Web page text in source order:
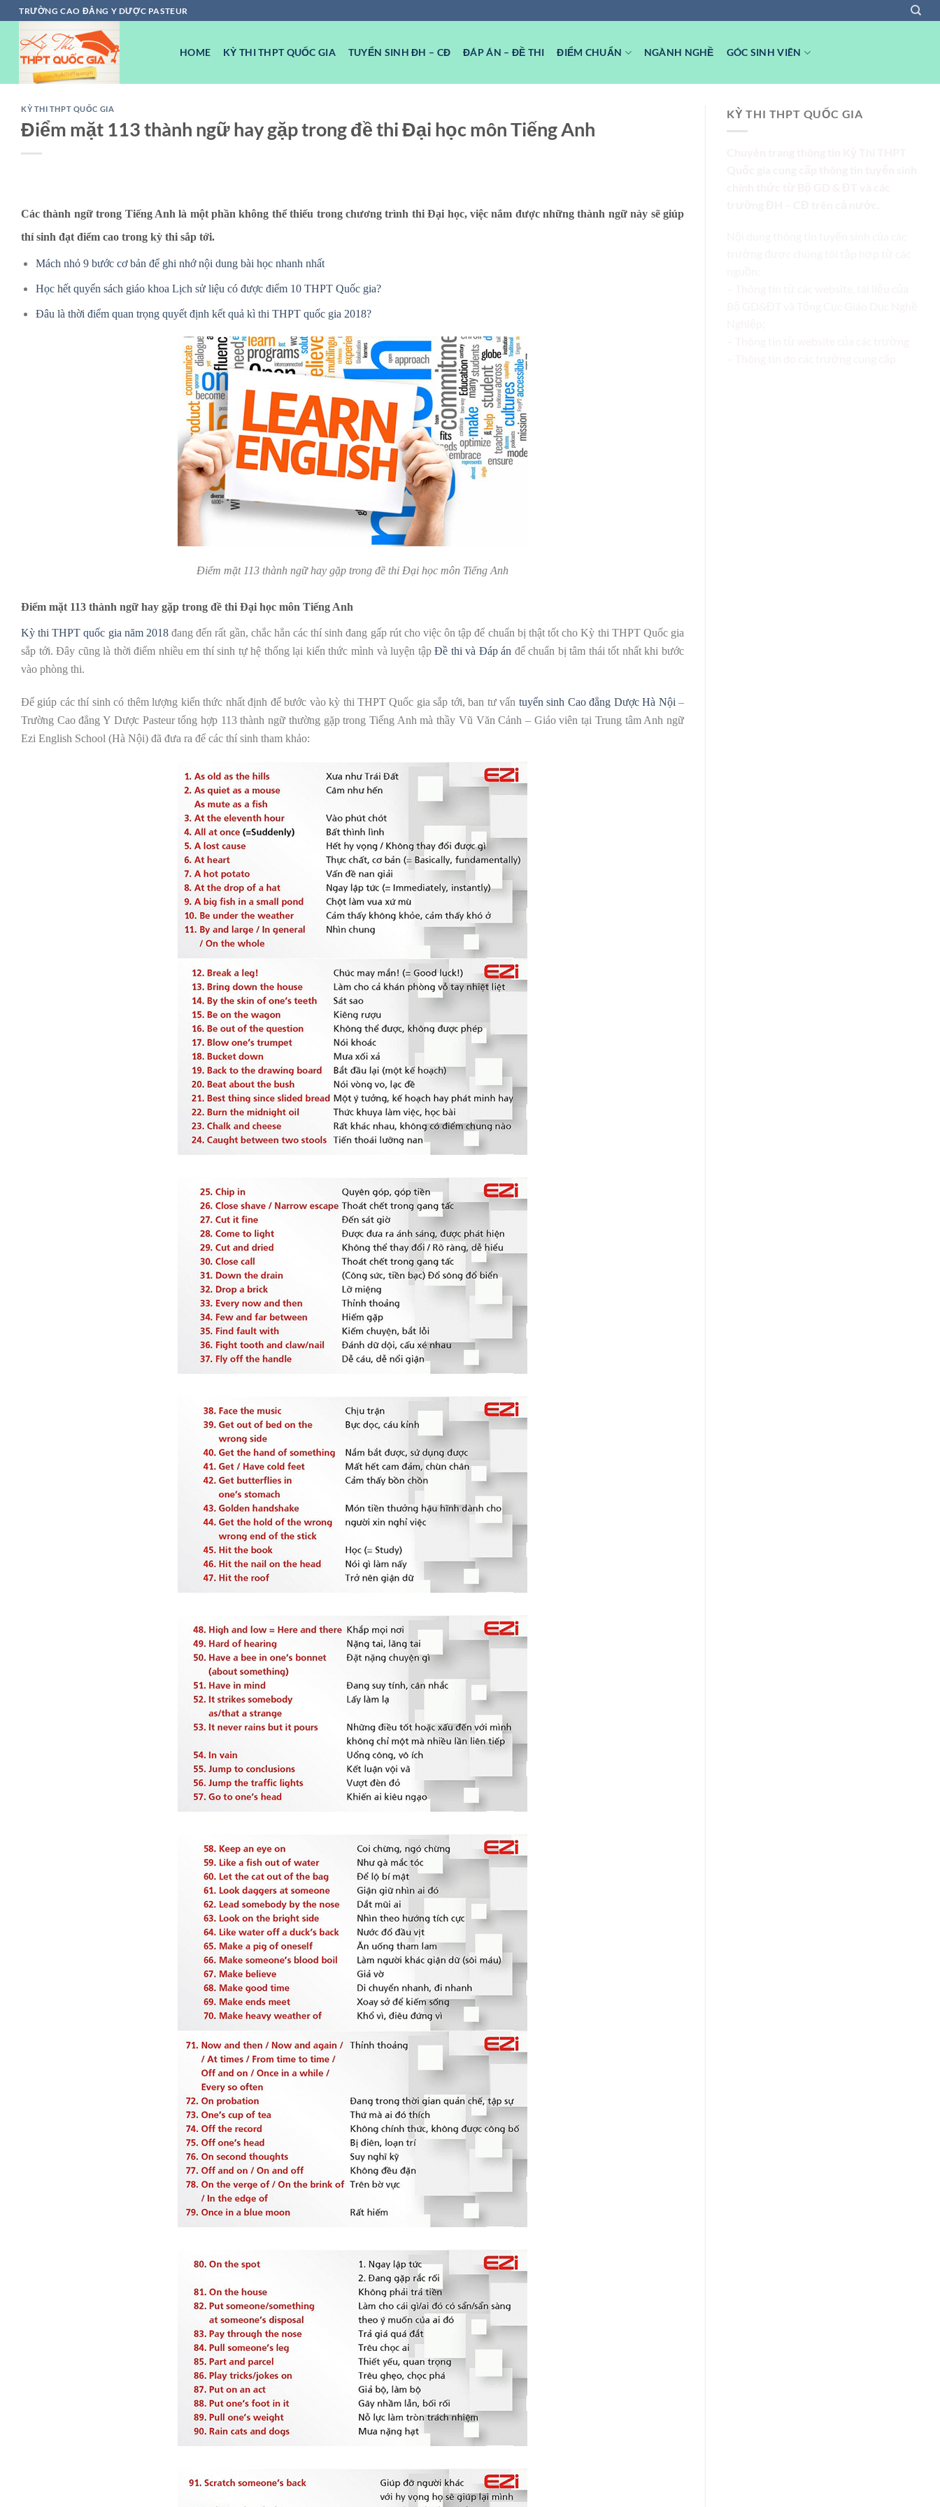
Chuyển
đến
dung
TRƯỜNG CAO ĐẲNG Y DƯỢC PASTEUR
HOME KỲ THI THPT QUỐC GIA TUYỂN SINH ĐH – CĐ ĐÁP ÁN – ĐỀ THI ĐIỂM CHUẨN NGÀNH NGHỀ GÓC SINH VIÊN
KỲ THI THPT QUỐC GIA
Điểm mặt 113 thành ngữ hay gặp trong đề thi Đại học môn Tiếng Anh
Các thành ngữ trong Tiếng Anh là một phần không thể thiếu trong chương trình thi Đại học, việc nắm được những thành ngữ này sẽ giúp
thí sinh đạt điểm cao trong kỳ thi sắp tới.
Mách nhỏ 9 bước cơ bản để ghi nhớ nội dung bài học nhanh nhất
Học hết quyển sách giáo khoa Lịch sử liệu có được điểm 10 THPT Quốc gia?
Đâu là thời điểm quan trọng quyết định kết quả kì thi THPT quốc gia 2018?
Điểm mặt 113 thành ngữ hay gặp trong đề thi Đại học môn Tiếng Anh
Điểm mặt 113 thành ngữ hay gặp trong đề thi Đại học môn Tiếng Anh
Kỳ thi THPT quốc gia năm 2018đang đến rất gần, chắc hẳn các thí sinh đang gấp rút cho việc ôn tập để chuẩn bị thật tốt cho Kỳ thi THPT Quốc gia
sắp tới. Đây cũng là thời điểm nhiều em thí sinh tự hệ thống lại kiến thức mình và luyện tậpĐề thi và Đáp án để chuẩn bị tâm thái tốt nhất khi bước
vào phòng thi.
Để giúp các thí sinh có thêm lượng kiến thức nhất định để bước vào kỳ thi THPT Quốc gia sắp tới, ban tư vấn tuyển sinh Cao đẳng Dược Hà Nội –
Trường Cao đẳng Y Dược Pasteur tổng hợp 113 thành ngữ thường gặp trong Tiếng Anh mà thầy Vũ Văn Cảnh – Giáo viên tại Trung tâm Anh ngữ
Ezi English School (Hà Nội) đã đưa ra để các thí sinh tham khảo:
KỲ THI THPT QUỐC GIA